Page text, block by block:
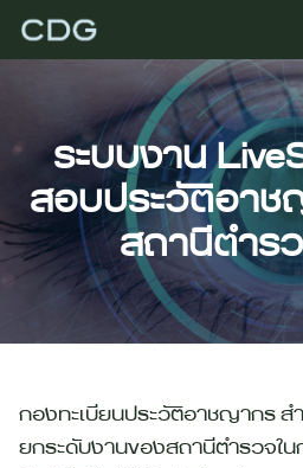
ระบบงาน
สอบประวัติอาช
สถานีตำร
กองทะเบียนประวัติอาชญากร ส
ยกระดับงานของสถานีตำรวจใ